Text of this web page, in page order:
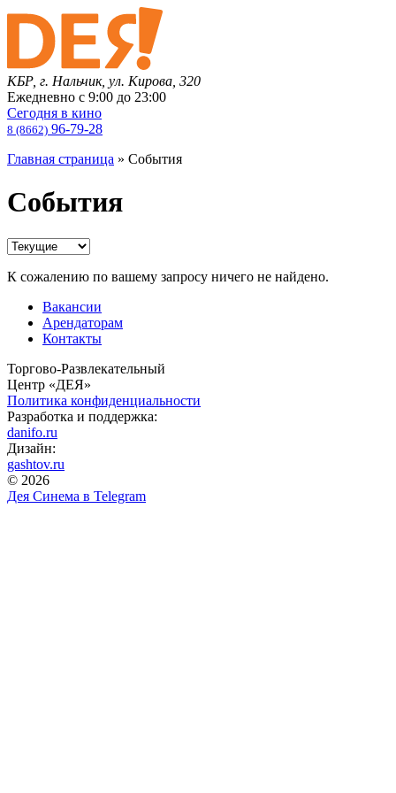
КБР, г. Нальчик, ул. Кирова, 320
Ежедневно с 9:00 до 23:00
Сегодня в кино
8 (8662) 96-79-28
Главная страница » События
События
К сожалению по вашему запросу ничего не найдено.
Вакансии
Арендаторам
Контакты
Торгово-Развлекательный
Центр «ДЕЯ»
Политика конфиденциальности
Разработка и поддержка:
danifo.ru
Дизайн:
gashtov.ru
© 2026
Дея Синема в Telegram